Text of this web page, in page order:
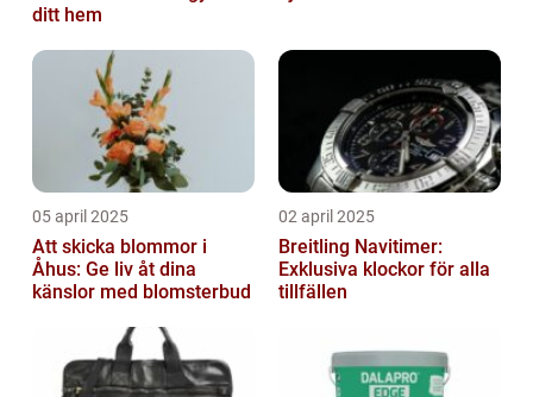
ditt hem
05 april 2025
Att skicka blommor i
Åhus: Ge liv åt dina
känslor med blomsterbud
02 april 2025
Breitling Navitimer:
Exklusiva klockor för alla
tillfällen